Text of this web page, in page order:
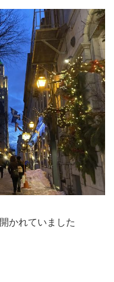
かれていました